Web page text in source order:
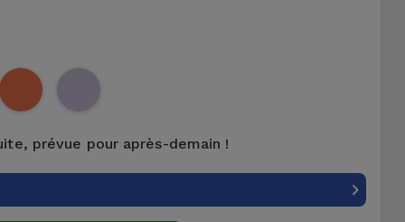
prévue pour après-demain !